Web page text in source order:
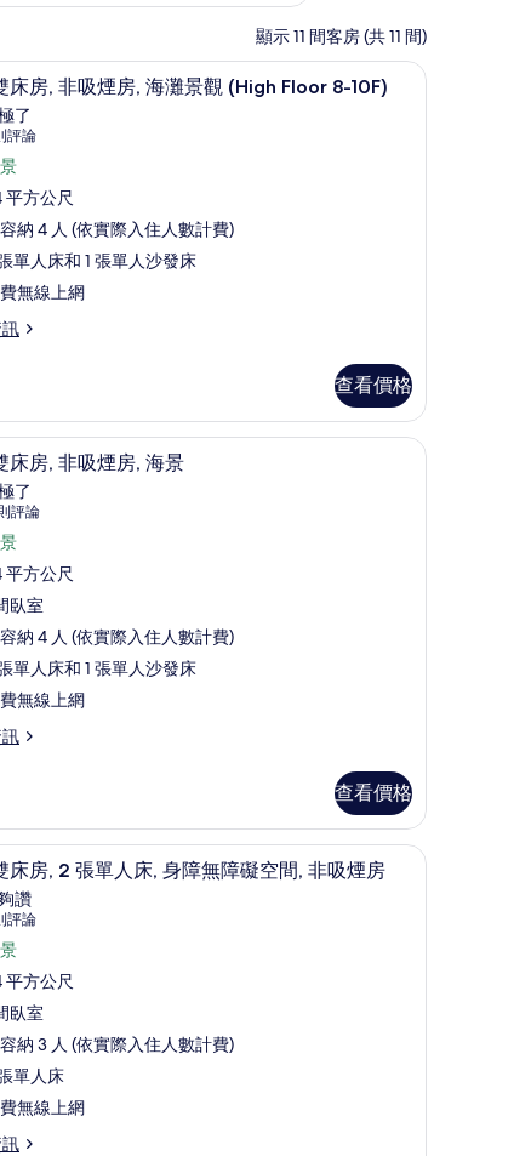
顯示 11 間客房 (共 11 間)
客房內保險箱、書桌、隔音、熨斗/熨衣板
床房, 非吸煙房, 海灘景觀 (High Floor 8-10F)
滿分 10 分
了
評論
平方公尺
納 4 人 (依實際入住人數計費)
單人床和 1 張單人沙發床
無線上網
查看價格
客房內保險箱、書桌、隔音、熨斗/熨衣板
床房, 非吸煙房, 海景
滿分 10 分
了
評論
平方公尺
臥室
納 4 人 (依實際入住人數計費)
單人床和 1 張單人沙發床
無線上網
查看價格
豪華雙床房, 2 張單人床, 身障無障礙空間, 非
床房, 2 張單人床, 身障無障礙空間, 非吸煙房
滿分 10 分
讚
評論
平方公尺
臥室
納 3 人 (依實際入住人數計費)
單人床
無線上網